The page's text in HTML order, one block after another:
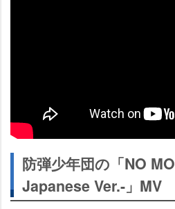
防弾少年団の「NO
Japanese Ver.-」MV